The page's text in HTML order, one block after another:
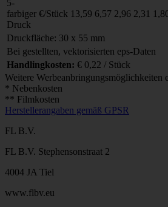
5-
farbiger
Druck
€/Stück 13,59 6,57 2,96 2,31
Druckfläche: 30 x 55 mm
Bei gestellten, vektorisierten eps-Daten
Handlingkosten: € 0,22 / Stück
Weitere Werbeanbringungsmöglichkeiten
* Nebenkosten
** Filmkosten
Herstellerangaben gemäß GPSR
FL B.V.
FL B.V. Stephensonstraat 2
4004 JA Tiel
www.flbv.eu